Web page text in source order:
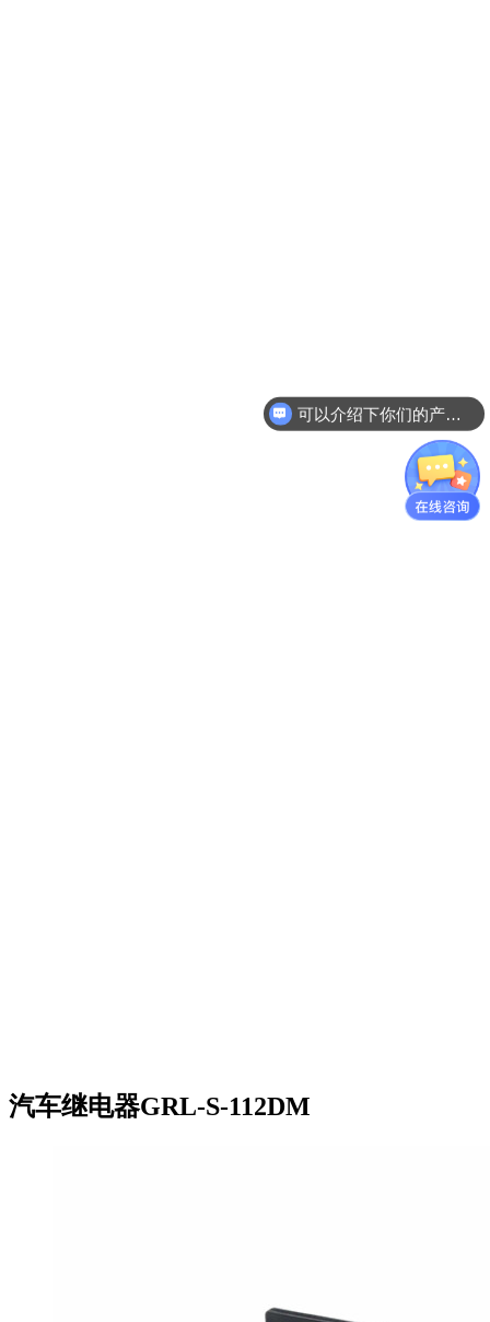
汽车继电器GRL-S-112DM
可以介绍下你们的产品么？